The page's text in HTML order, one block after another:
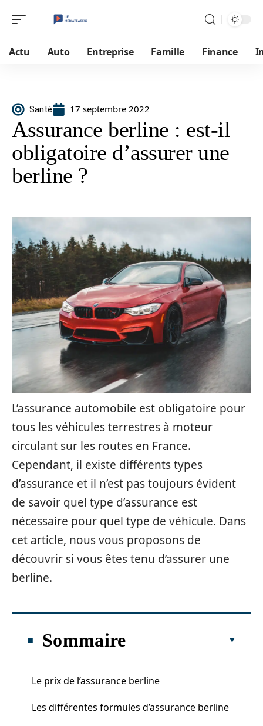
Actu Auto Entreprise Famille Finance
Santé 17 septembre 2022
Assurance berline : est-il
obligatoire d’assurer une
berline ?
L’assurance automobile est obligatoire pour
tous les véhicules terrestres à moteur
circulant sur les routes en France.
Cependant, il existe différents types
d’assurance et il n’est pas toujours évident
de savoir quel type d’assurance est
nécessaire pour quel type de véhicule. Dans
cet article, nous vous proposons de
découvrir si vous êtes tenu d’assurer une
berline.
Sommaire
Le prix de l’assurance berline
Les différentes formules d’assurance berline